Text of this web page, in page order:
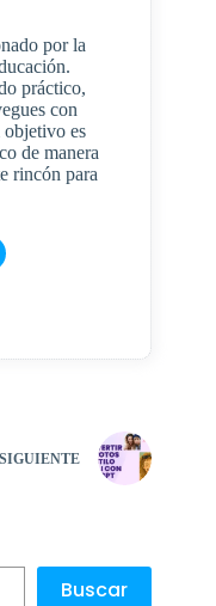
por la
práctico,
con
es
de manera
rincón para
SIGUIENTE
Buscar